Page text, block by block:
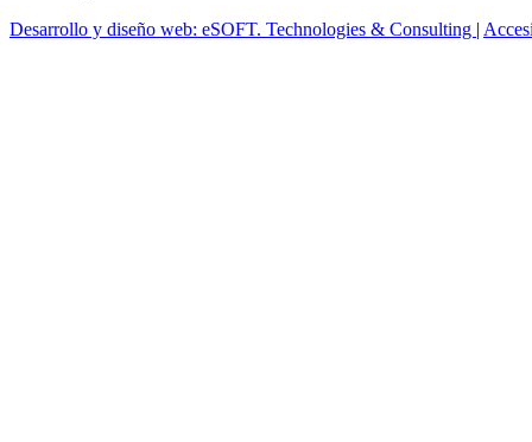
Desarrollo y diseño web: eSOFT. Technologies & Consulting |